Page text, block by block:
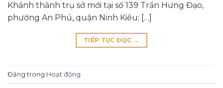
Khánh thành trụ sở mới tại số 139 Trần Hưng Đạo,
phường An Phú, quận Ninh Kiều; […]
TIẾP TỤC ĐỌC →
Đăng trong Hoạt động